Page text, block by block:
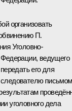
организовать
П.
Уголовно-
Федерации, ведущего
его для
письмом
уголовного дела